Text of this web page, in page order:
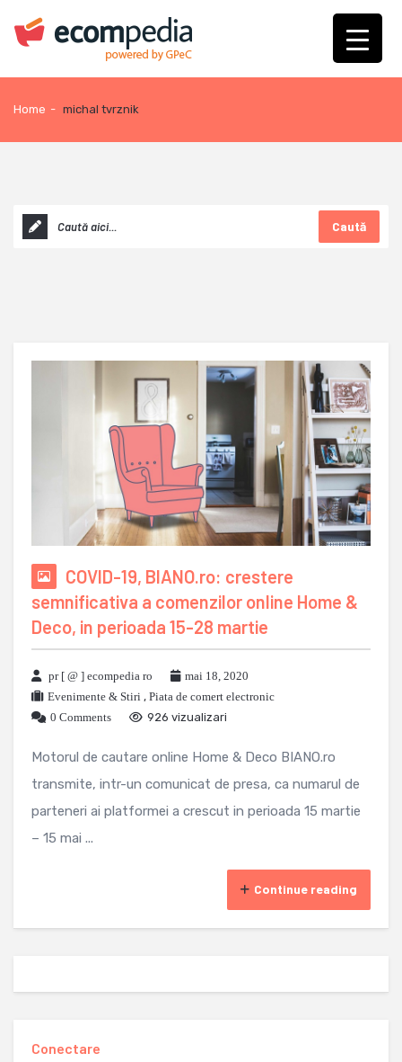
Home - michal tvrznik
Caută
COVID-19, BIANO.ro: crestere
semnificativa a comenzilor online Home &
Deco, in perioada 15-28 martie
pr [ @ ] ecompedia ro
mai 18, 2020
Evenimente & Stiri , Piata de comert electronic
0 Comments
926 vizualizari
Motorul de cautare online Home & Deco BIANO.ro
transmite, intr-un comunicat de presa, ca numarul de
parteneri ai platformei a crescut in perioada 15 martie
– 15 mai ...
Continue reading
Conectare